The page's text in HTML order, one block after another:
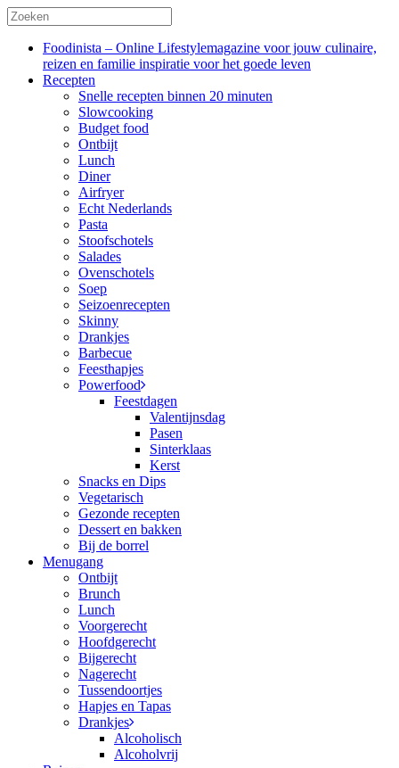
Foodinista – Online Lifestylemagazine voor jouw culinaire,
reizen en familie inspiratie voor het goede leven
Recepten
Snelle recepten binnen 20 minuten
Slowcooking
Budget food
Ontbijt
Lunch
Diner
Airfryer
Echt Nederlands
Pasta
Stoofschotels
Salades
Ovenschotels
Soep
Seizoenrecepten
Skinny
Drankjes
Barbecue
Feesthapjes
Powerfood
Feestdagen
Valentijnsdag
Pasen
Sinterklaas
Kerst
Snacks en Dips
Vegetarisch
Gezonde recepten
Dessert en bakken
Bij de borrel
Menugang
Ontbijt
Brunch
Lunch
Voorgerecht
Hoofdgerecht
Bijgerecht
Nagerecht
Tussendoortjes
Hapjes en Tapas
Drankjes
Alcoholisch
Alcoholvrij